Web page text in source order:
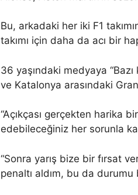
Bu, arkadaki her iki F1
takımı için daha da acı bir
36 yaşındaki medyaya “Bazı
ve Katalonya arasındaki
“Açıkçası gerçekten harika
edebileceğiniz her sorunla
“Sonra yarış bize bir fırsat
penaltı aldım, bu da